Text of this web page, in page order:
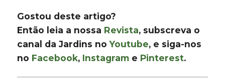
Gostou deste artigo?
Então leia a nossa Revista, subscreva o
canal da Jardins noYoutube, e siga-nos
no Facebook, Instagram e Pinterest.